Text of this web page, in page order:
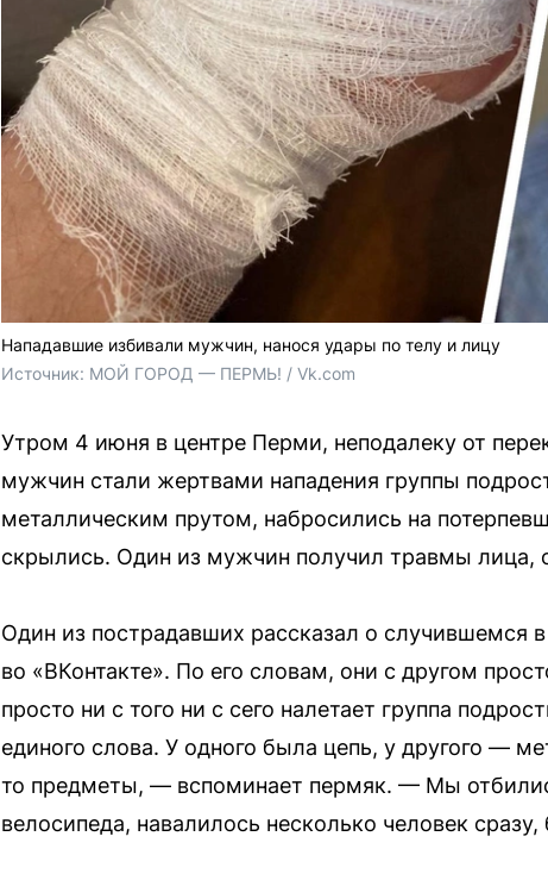
Нападавшие избивали мужчин, нанося удары по телу и лицу
Источник: МОЙ ГОРОД — ПЕРМЬ! / Vk.com
Утром 4 июня в центре Перми, неподалеку от
мужчин стали жертвами нападения группы
металлическим прутом, набросились на
скрылись. Один из мужчин получил травмы лица,
Один из пострадавших рассказал о
во «ВКонтакте». По его словам, они с другом
просто ни с того ни с сего налетает группа
единого слова. У одного была цепь, у другого —
то предметы, — вспоминает пермяк. — Мы
велосипеда, навалилось несколько человек